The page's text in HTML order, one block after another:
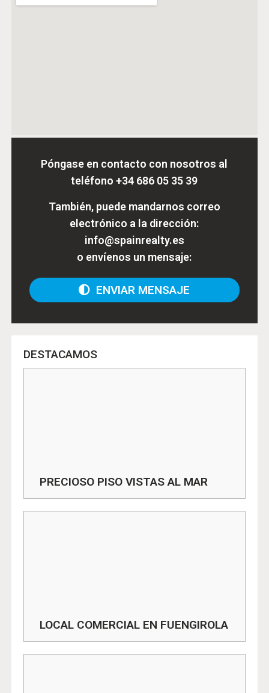
Póngase en contacto con nosotros al
teléfono+34 686 05 35 39
También, puede mandarnos correo
electrónico a la dirección:
info@spainrealty.es
o envíenos un mensaje:
ENVIAR MENSAJE
DESTACAMOS
PRECIOSO PISO VISTAS AL MAR
LOCAL COMERCIAL EN FUENGIROLA